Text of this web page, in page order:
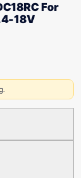
For
18V